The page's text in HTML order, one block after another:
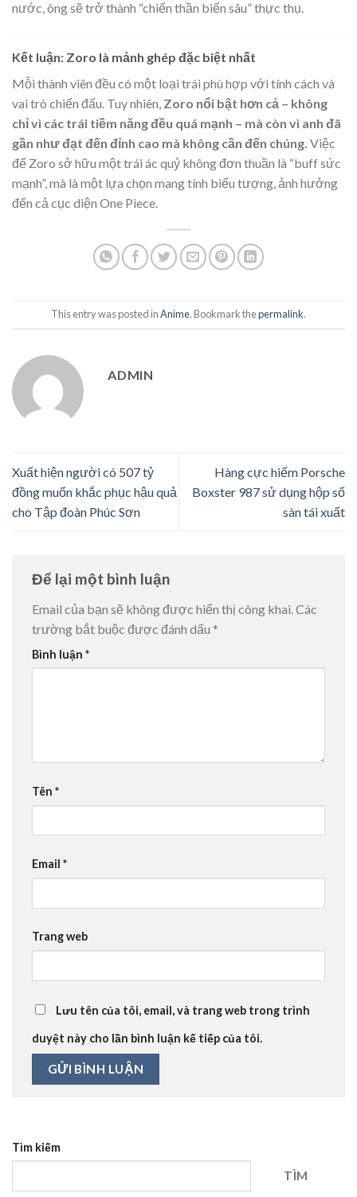
nước, ông sẽ trở thành “chiến thần biển sâu” thực thụ.
Kết luận: Zoro là mảnh ghép đặc biệt nhất
Mỗi thành viên đều có một loại trái phù hợp với tính cách và
vai trò chiến đấu. Tuy nhiên, Zoro nổi bật hơn cả – không
chỉ vì các trái tiềm năng đều quá mạnh – mà còn vì anh đã
gần như đạt đến đỉnh cao mà không cần đến chúng. Việc
để Zoro sở hữu một trái ác quỷ không đơn thuần là “buff sức
mạnh”, mà là một lựa chọn mang tính biểu tượng, ảnh hưởng
đến cả cục diện One Piece.
This entry was posted inAnime. Bookmark thepermalink.
ADMIN
Xuất hiện người có 507 tỷ
đồng muốn khắc phục hậu quả
cho Tập đoàn Phúc Sơn
Hàng cực hiếm Porsche
Boxster 987 sử dụng hộp số
sàn tái xuất
Để lại một bình luận
Email của bạn sẽ không được hiển thị công khai. Các
trường bắt buộc được đánh dấu *
Bình luận *
Tên *
Email *
Trang web
Lưu tên của tôi, email, và trang web trong trình
duyệt này cho lần bình luận kế tiếp của tôi.
Tìm kiếm
TÌM